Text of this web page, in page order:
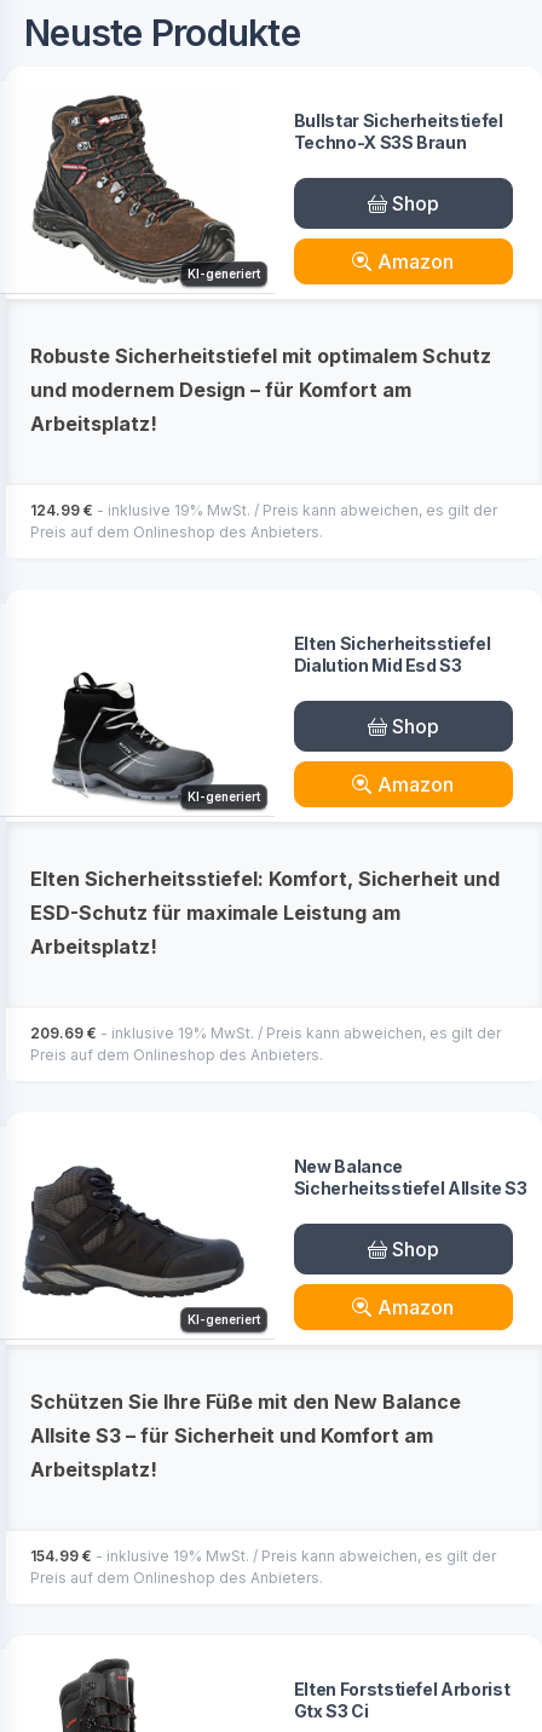
Neuste Produkte
KI-generiert
Bullstar Sicherheitstiefel
Techno-X S3S Braun
Shop
Amazon
Robuste Sicherheitstiefel mit optimalem Schutz
und modernem Design – für Komfort am
Arbeitsplatz!
124.99 € - inklusive 19% MwSt. / Preis kann abweichen, es gilt der
Preis auf dem Onlineshop des Anbieters.
KI-generiert
Elten Sicherheitsstiefel
Dialution Mid Esd S3
Shop
Amazon
Elten Sicherheitsstiefel: Komfort, Sicherheit und
ESD-Schutz für maximale Leistung am
Arbeitsplatz!
209.69 € - inklusive 19% MwSt. / Preis kann abweichen, es gilt der
Preis auf dem Onlineshop des Anbieters.
KI-generiert
New Balance
Sicherheitsstiefel Allsite S3
Shop
Amazon
Schützen Sie Ihre Füße mit den New Balance
Allsite S3 – für Sicherheit und Komfort am
Arbeitsplatz!
154.99 € - inklusive 19% MwSt. / Preis kann abweichen, es gilt der
Preis auf dem Onlineshop des Anbieters.
Elten Forststiefel Arborist
Gtx S3 Ci